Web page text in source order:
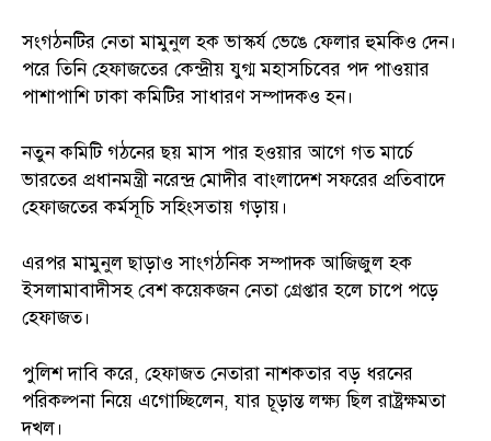
সংগঠনটির নেতা মামুনুল হক ভাস্কর্য ভেঙে ফেলার হুমকিও দেন।
পরে তিনি হেফাজতের কেন্দ্রীয় যুগ্ম মহাসচিবের পদ পাওয়ার
পাশাপাশি ঢাকা কমিটির সাধারণ সম্পাদকও হন।
নতুন কমিটি গঠনের ছয় মাস পার হওয়ার আগে গত মার্চে
ভারতের প্রধানমন্ত্রী নরেন্দ্র মোদীর বাংলাদেশ সফরের প্রতিবাদে
হেফাজতের কর্মসূচি সহিংসতায় গড়ায়।
এরপর মামুনুল ছাড়াও সাংগঠনিক সম্পাদক আজিজুল হক
ইসলামাবাদীসহ বেশ কয়েকজন নেতা গ্রেপ্তার হলে চাপে পড়ে
হেফাজত।
পুলিশ দাবি করে, হেফাজত নেতারা নাশকতার বড় ধরনের
পরিকল্পনা নিয়ে এগোচ্ছিলেন, যার চূড়ান্ত লক্ষ্য ছিল রাষ্ট্রক্ষমতা
দখল।